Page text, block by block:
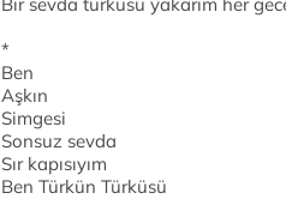
*
Ben
Aşkın
Simgesi
Sonsuz sevda
Sır kapısıyım
Ben Türkün Türküsü